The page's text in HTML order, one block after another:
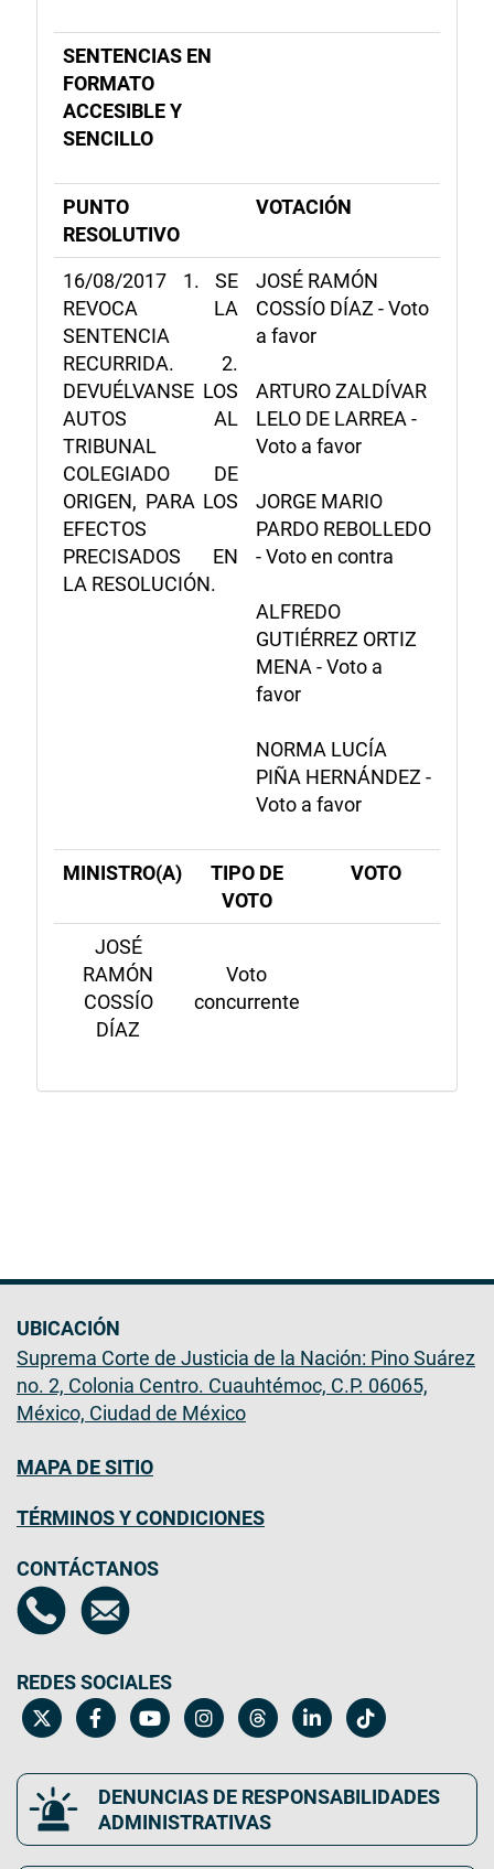
SENTENCIAS EN
FORMATO
ACCESIBLE Y
SENCILLO
PUNTO
RESOLUTIVO
VOTACIÓN
16/08/2017 1. SE
REVOCA LA
SENTENCIA
RECURRIDA. 2.
DEVUÉLVANSE LOS
AUTOS AL
TRIBUNAL
COLEGIADO DE
ORIGEN, PARA LOS
EFECTOS
PRECISADOS EN
LA RESOLUCIÓN.
JOSÉ RAMÓN
COSSÍO DÍAZ - Voto
a favor
ARTURO ZALDÍVAR
LELO DE LARREA -
Voto a favor
JORGE MARIO
PARDO REBOLLEDO
- Voto en contra
ALFREDO
GUTIÉRREZ ORTIZ
MENA - Voto a
favor
NORMA LUCÍA
PIÑA HERNÁNDEZ -
Voto a favor
MINISTRO(A)
TIPO DE
VOTO
VOTO
JOSÉ
RAMÓN
COSSÍO
DÍAZ
Voto
concurrente
UBICACIÓN
Suprema Corte de Justicia de la Nación: Pino Suárez
no. 2, Colonia Centro. Cuauhtémoc, C.P. 06065,
México, Ciudad de México
MAPA DE SITIO
TÉRMINOS Y CONDICIONES
CONTÁCTANOS
REDES SOCIALES
DENUNCIAS DE RESPONSABILIDADES
ADMINISTRATIVAS